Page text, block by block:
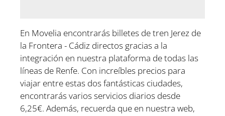
En Movelia encontrarás billetes de tren Jerez de
la Frontera - Cádiz directos gracias a la
integración en nuestra plataforma de todas las
líneas de Renfe. Con increíbles precios para
viajar entre estas dos fantásticas ciudades,
encontrarás varios servicios diarios desde
6,25€. Además, recuerda que en nuestra web,